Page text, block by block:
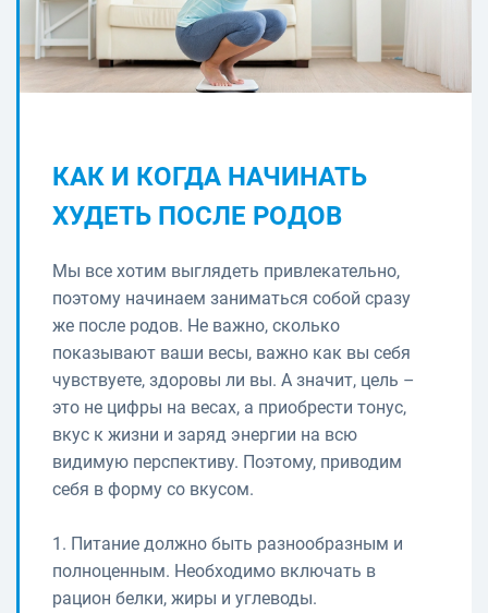
КАК И КОГДА НАЧИНАТЬ
ХУДЕТЬ ПОСЛЕ РОДОВ
Мы все хотим выглядеть привлекательно,
поэтому начинаем заниматься собой сразу
же после родов. Не важно, сколько
показывают ваши весы, важно как вы себя
чувствуете, здоровы ли вы. А значит, цель –
это не цифры на весах, а приобрести тонус,
вкус к жизни и заряд энергии на всю
видимую перспективу. Поэтому, приводим
себя в форму со вкусом.
1. Питание должно быть разнообразным и
полноценным. Необходимо включать в
рацион белки, жиры и углеводы.